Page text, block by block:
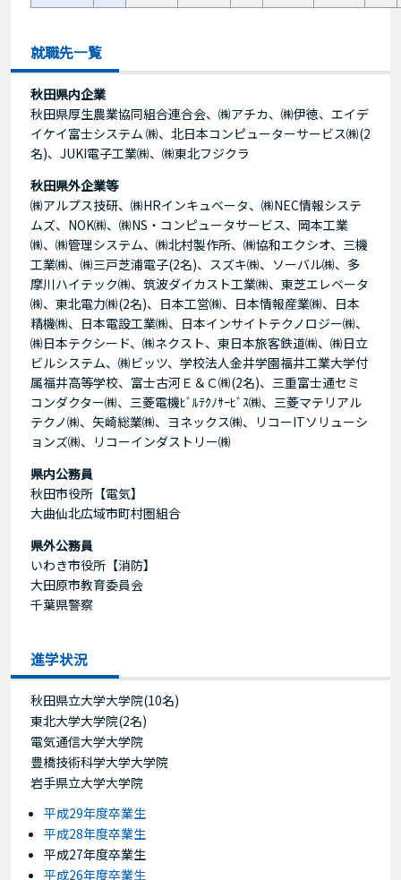
就職先一覧
秋田県内企業
秋田県厚生農業協同組合連合会、㈱アチカ、㈱伊徳、エイデ
イケイ富士システム ㈱、北日本コンピューターサービス㈱(2
名)、JUKI電子工業㈱、㈱東北フジクラ
秋田県外企業等
㈱アルプス技研、㈱HRインキュベータ、㈱NEC情報システ
ムズ、NOK㈱、㈱NS・コンピュータサービス、岡本工業
㈱、㈱管理システム、㈱北村製作所、㈱協和エクシオ、三機
工業㈱、㈱三戸芝浦電子(2名)、スズキ㈱、ソーバル㈱、多
摩川ハイテック㈱、筑波ダイカスト工業㈱、東芝エレベータ
㈱、東北電力㈱(2名)、日本工営㈱、日本情報産業㈱、日本
精機㈱、日本電設工業㈱、日本インサイトテクノロジー㈱、
㈱日本テクシード、㈱ネクスト、東日本旅客鉄道㈱、㈱日立
ビルシステム、㈱ビッツ、学校法人金井学園福井工業大学付
属福井高等学校、富士古河Ｅ＆Ｃ㈱(2名)、三重富士通セミ
コンダクター㈱、三菱電機ﾋﾞﾙﾃｸﾉｻｰﾋﾞｽ㈱、三菱マテリアル
テクノ㈱、矢崎総業㈱、ヨネックス㈱、リコーITソリューシ
ョンズ㈱、リコーインダストリー㈱
県内公務員
秋田市役所【電気】
大曲仙北広域市町村圏組合
県外公務員
いわき市役所【消防】
大田原市教育委員会
千葉県警察
進学状況
秋田県立大学大学院(10名)
東北大学大学院(2名)
電気通信大学大学院
豊橋技術科学大学大学院
岩手県立大学大学院
平成29年度卒業生
平成28年度卒業生
平成27年度卒業生
平成26年度卒業生